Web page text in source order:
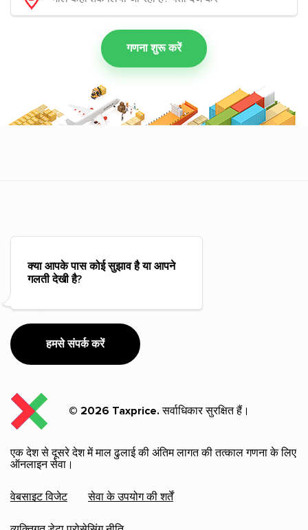
गणना शुरू करें
क्या आपके पास कोई सुझाव है या आपने
गलती देखी है?
हमसे संपर्क करें
© 2026 Taxprice. सर्वाधिकार सुरक्षित हैं।
एक देश से दूसरे देश में माल ढुलाई की अंतिम लागत की तत्काल गणना के लिए
ऑनलाइन सेवा।
वेबसाइट विजेट सेवा के उपयोग की शर्तें